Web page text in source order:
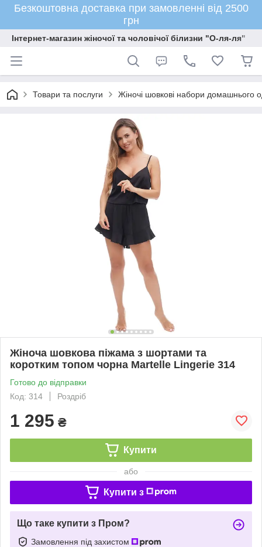
Безкоштовна доставка при замовленні від 2500
грн
Інтернет-магазин жіночої та чоловічої білизни "О-ля-ля"
Товари та послуги Жіночі шовкові набори домашнього
Жіноча шовкова піжама з шортами та
коротким топом чорна Martelle Lingerie 314
Готово до відправки
Код: 314
Роздріб
1 295 ₴
Купити
або
Купити з
Що таке купити з Пром?
Замовлення під захистом